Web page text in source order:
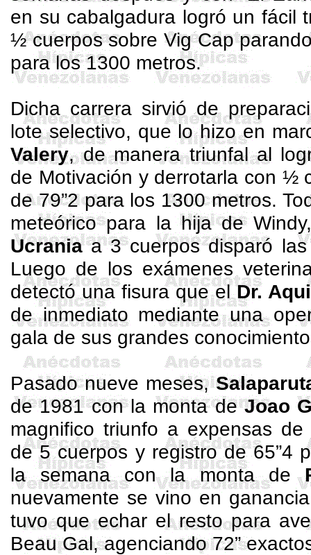
en su cabalgadura logró un fácil
½ cuerpos sobreVig Cap
para los 1300 metros.
Dicha carrera sirvió de
lote selectivo, que lo hizo en
Valery, de manera triunfal al
de Motivación y derrotarla con ½
de 79”2 para los 1300 metros.
meteórico para la hija deWindy
Ucraniaa 3 cuerpos disparó
Luego de los exámenes
detectó una fisura que elDr.
de inmediato mediante una
gala de sus grandes
Pasado nueve meses,
de 1981 con la monta deJoao
magnifico triunfo a expensas
de 5 cuerpos y registro de 65”4
la semana con la monta de
nuevamente se vino en
tuvo que echar el resto para
BeauGal, agenciando 72”